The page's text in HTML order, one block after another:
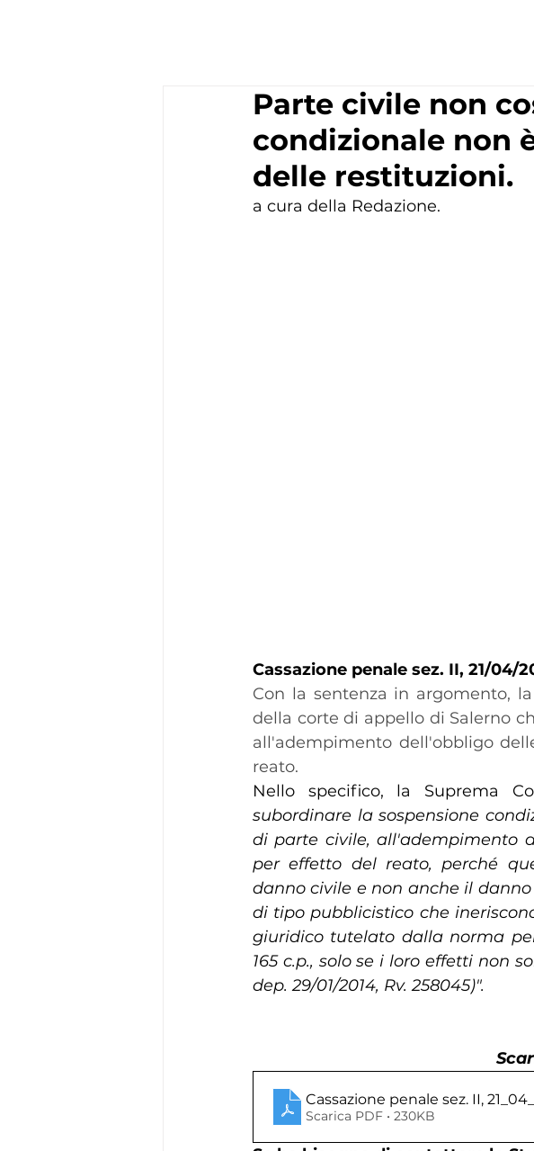
Parte civile non
condizionale non
delle restituzioni.
a cura della Redazione.
Cassazione penale sez. II, 21/04/
Con la sentenza in argomento,
della corte di appello di Salerno
all'adempimento dell'obbligo
reato.
Nello specifico, la Suprema
subordinare la sospensione
di parte civile, all'adempimento
per effetto del reato, perché
danno civile e non anche il
di tipo pubblicistico che
giuridico tutelato dalla norma
165 c.p., solo se i loro effetti non
dep. 29/01/2014, Rv. 258045)".
Cassazione penale sez. II,
Scarica PDF • 230KB